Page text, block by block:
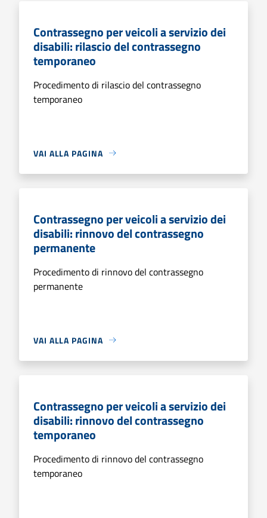
Contrassegno per veicoli a servizio dei
disabili: rilascio del contrassegno
temporaneo
Procedimento di rilascio del contrassegno
temporaneo
VAI ALLA PAGINA
Contrassegno per veicoli a servizio dei
disabili: rinnovo del contrassegno
permanente
Procedimento di rinnovo del contrassegno
permanente
VAI ALLA PAGINA
Contrassegno per veicoli a servizio dei
disabili: rinnovo del contrassegno
temporaneo
Procedimento di rinnovo del contrassegno
temporaneo